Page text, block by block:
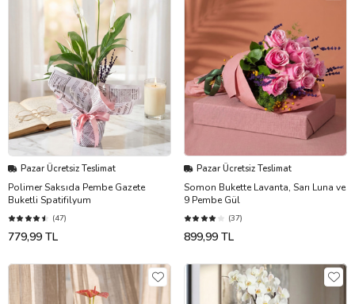
Pazar Ücretsiz Teslimat
Polimer Saksıda Pembe Gazete
Buketli Spatifilyum
(47)
779,99 TL
Pazar Ücretsiz Teslimat
Somon Bukette Lavanta, Sarı Luna ve
9 Pembe Gül
(37)
899,99 TL